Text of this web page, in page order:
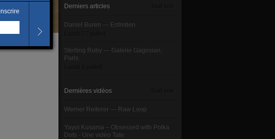
Derniers articles Tout voir
Daniel Buren — Entretien
Lundi 27 juillet
Sterling Ruby — Galerie Gagosian,
Paris
Lundi 6 juillet
Dernières vidéos Tout voir
Werner Reiterer — Raw Loop
Yayoi Kusama – Obsessed with Polka
Dots - Une vidéo Tate